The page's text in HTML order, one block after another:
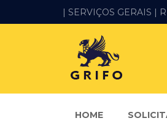
| SERVIÇOS GERAIS |
HOME